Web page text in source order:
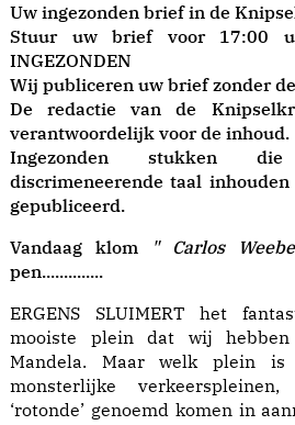
Uw ingezonden brief in de
Stuur uw brief voor 17:00
INGEZONDEN
Wij publiceren uw brief zonder
De redactie van de
verantwoordelijk voor de inhoud.
Ingezonden stukken
discrimeneerende taal
gepubliceerd.
Vandaag klom
" Carlos
pen..............
ERGENS SLUIMERT het
mooiste plein dat wij
Mandela. Maar welk plein
monsterlijke
‘rotonde’ genoemd komen in